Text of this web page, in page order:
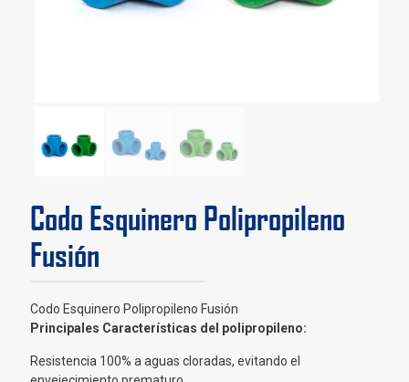
Codo Esquinero Polipropileno
Fusión
Codo Esquinero Polipropileno Fusión
Principales Características del polipropileno:
Resistencia 100% a aguas cloradas, evitando el